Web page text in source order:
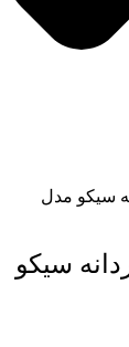
سیکو مدل
سیکو